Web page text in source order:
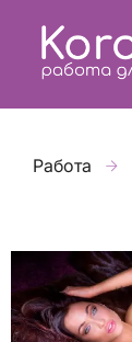
Работа